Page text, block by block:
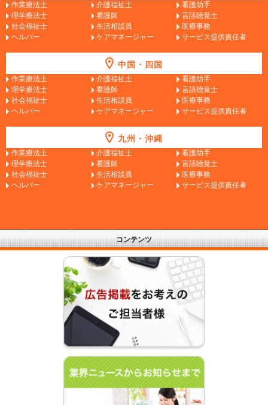
作業療法士 介護福祉士
看護助手
理学療法士
看護師
言語聴覚士
社会福祉士
生活相談員
医療事務
ヘルパー
ケアマネージャー サービス提供責任者
中国・四国
作業療法士 介護福祉士
看護助手
理学療法士
看護師
言語聴覚士
社会福祉士
生活相談員
医療事務
ヘルパー
ケアマネージャー サービス提供責任者
九州・沖縄
作業療法士 介護福祉士
看護助手
理学療法士
看護師
言語聴覚士
社会福祉士
生活相談員
医療事務
ヘルパー
ケアマネージャー サービス提供責任者
コンテンツ